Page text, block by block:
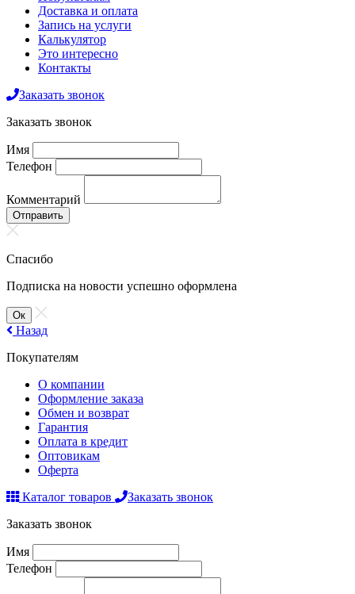
Доставка и оплата
Запись на услуги
Калькулятор
Это интересно
Контакты
Заказать звонок
Заказать звонок
Имя
Телефон
Комментарий
Отправить
Спасибо
Подписка на новости успешно оформлена
Ок
Назад
Покупателям
О компании
Оформление заказа
Обмен и возврат
Гарантия
Оплата в кредит
Оптовикам
Оферта
Каталог товаров
Заказать звонок
Заказать звонок
Имя
Телефон